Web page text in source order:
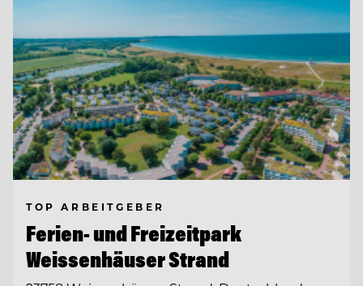
TOP ARBEITGEBER
Ferien- und Freizeitpark
Weissenhäuser Strand